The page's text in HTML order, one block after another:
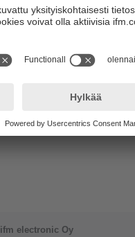
ifm electronic Oy